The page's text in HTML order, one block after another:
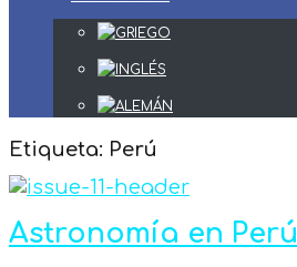
Etiqueta: Perú
Astronomía en Perú